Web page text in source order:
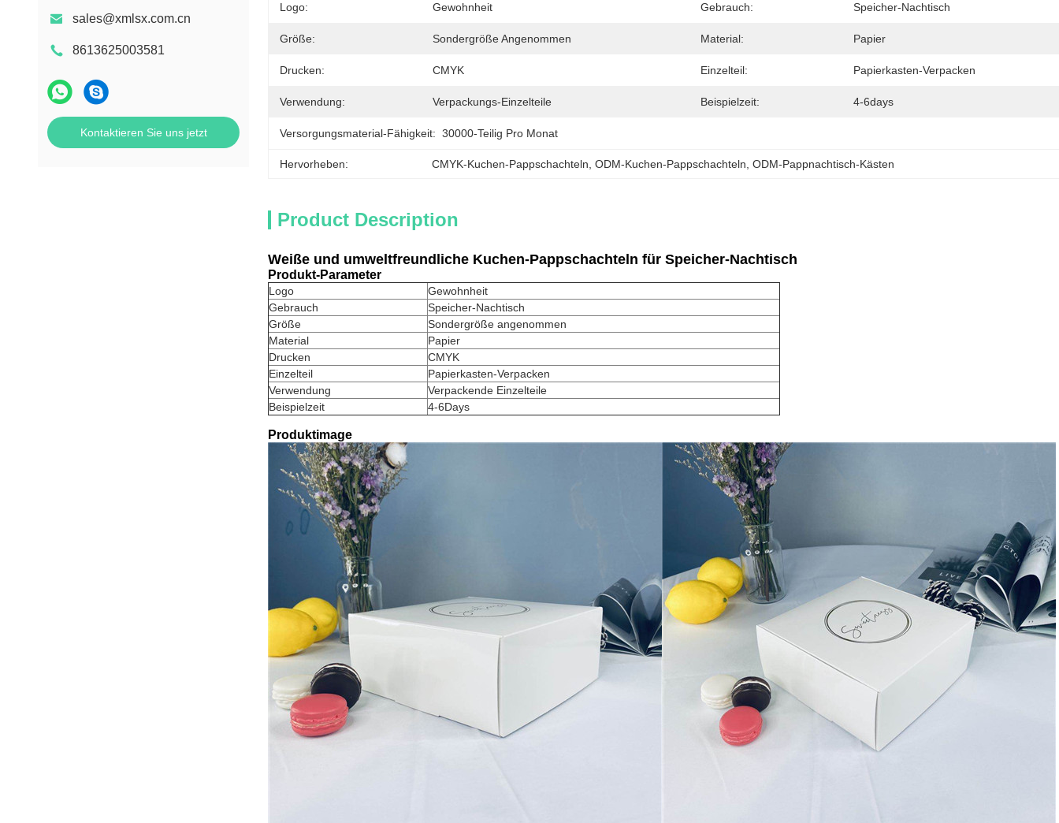
sales@xmlsx.com.cn
8613625003581
Kontaktieren Sie uns jetzt
Logo: Gewohnheit Gebrauch: Speicher-Nachtisch
Größe: Sondergröße Angenommen Material: Papier
Drucken: CMYK Einzelteil: Papierkasten-Verpacken
Verwendung: Verpackungs-Einzelteile Beispielzeit: 4-6days
Versorgungsmaterial-Fähigkeit: 30000-Teilig Pro Monat
Hervorheben: CMYK-Kuchen-Pappschachteln ODM-Kuchen-Pappschachteln ODM-Pappnachtisch-Kästen
Product Description
Weiße und umweltfreundliche Kuchen-Pappschachteln für Speicher-Nachtisch
Produkt-Parameter
Logo
Gewohnheit
Gebrauch
Speicher-Nachtisch
Größe
Sondergröße angenommen
Material
Papier
Drucken
CMYK
Einzelteil
Papierkasten-Verpacken
Verwendung
Verpackende Einzelteile
Beispielzeit
4-6Days
Produktimage